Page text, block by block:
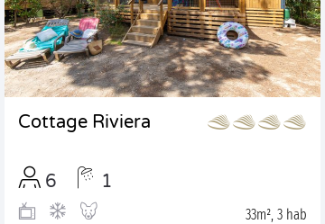
Cottage Riviera
6 1
33m², 3 hab